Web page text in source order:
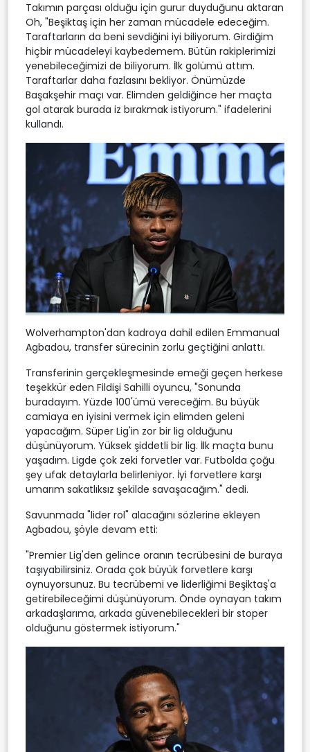
Takımın parçası olduğu için gurur duyduğunu aktaran
Oh, "Beşiktaş için her zaman mücadele edeceğim.
Taraftarların da beni sevdiğini iyi biliyorum. Girdiğim
hiçbir mücadeleyi kaybedemem. Bütün rakiplerimizi
yenebileceğimizi de biliyorum. İlk golümü attım.
Taraftarlar daha fazlasını bekliyor. Önümüzde
Başakşehir maçı var. Elimden geldiğince her maçta
gol atarak burada iz bırakmak istiyorum." ifadelerini
kullandı.
Wolverhampton'dan kadroya dahil edilen Emmanual
Agbadou, transfer sürecinin zorlu geçtiğini anlattı.
Transferinin gerçekleşmesinde emeği geçen herkese
teşekkür eden Fildişi Sahilli oyuncu, "Sonunda
buradayım. Yüzde 100'ümü vereceğim. Bu büyük
camiaya en iyisini vermek için elimden geleni
yapacağım. Süper Lig'in zor bir lig olduğunu
düşünüyorum. Yüksek şiddetli bir lig. İlk maçta bunu
yaşadım. Ligde çok zeki forvetler var. Futbolda çoğu
şey ufak detaylarla belirleniyor. İyi forvetlere karşı
umarım sakatlıksız şekilde savaşacağım." dedi.
Savunmada "lider rol" alacağını sözlerine ekleyen
Agbadou, şöyle devam etti:
"Premier Lig'den gelince oranın tecrübesini de buraya
taşıyabilirsiniz. Orada çok büyük forvetlere karşı
oynuyorsunuz. Bu tecrübemi ve liderliğimi Beşiktaş'a
getirebileceğimi düşünüyorum. Önde oynayan takım
arkadaşlarıma, arkada güvenebilecekleri bir stoper
olduğunu göstermek istiyorum."